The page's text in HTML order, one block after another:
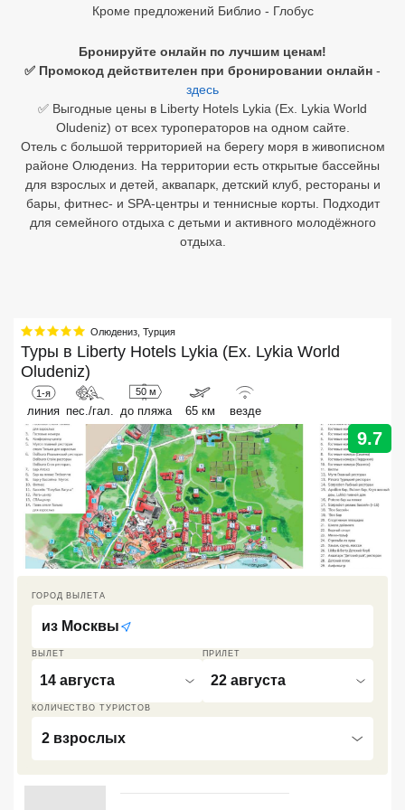
Кроме предложений Библио - Глобус
Бронируйте онлайн по лучшим ценам!
✅ Промокод действителен при бронировании онлайн -
здесь
✅ Выгодные цены в Liberty Hotels Lykia (Ex. Lykia World
Oludeniz) от всех туроператоров на одном сайте.
Отель с большой территорией на берегу моря в живописном
районе Олюдениз. На территории есть открытые бассейны
для взрослых и детей, аквапарк, детский клуб, рестораны и
бары, фитнес- и SPA-центры и теннисные корты. Подходит
для семейного отдыха с детьми и активного молодёжного
отдыха.
Олюдениз, Турция
Туры в Liberty Hotels Lykia (Ex. Lykia World
Oludeniz)
1-я
линия пес./гал.
50 м
до пляжа 65 км везде
9.7
ВЫЛЕТ
14 августа
ПРИЛЕТ
22 августа
КОЛИЧЕСТВО ТУРИСТОВ
2 взрослых
ГОРОД ВЫЛЕТА
из Москвы
Куба
Шри Ланка
Бали
Хайнань
Занзибар
Абхазия
Большой Сочи
Кав Мин Воды
Экскурсионные туры
VIP отели 5 звезд
ТОП 10 лучших отелей 5*
ТОП 10 недорогих отелей
Лучшие отели 4* звезды
Недорогие отели 4*
звезды
Лучшие отели 3* звезды